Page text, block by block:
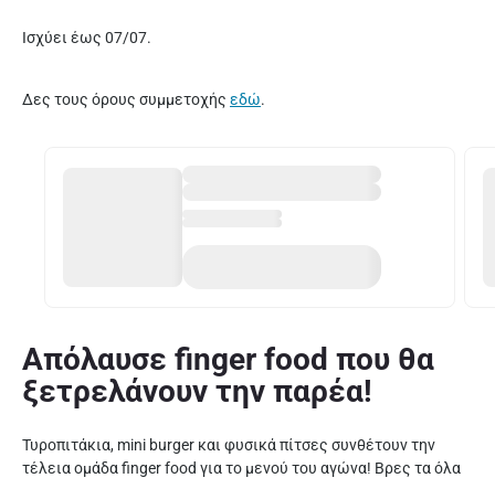
Ισχύει έως 07/07.
Δες τους όρους συμμετοχής εδώ.
Απόλαυσε finger food που θα
ξετρελάνουν την παρέα!
Τυροπιτάκια, mini burger και φυσικά πίτσες συνθέτουν την
τέλεια ομάδα finger food για το μενού του αγώνα! Βρες τα όλα